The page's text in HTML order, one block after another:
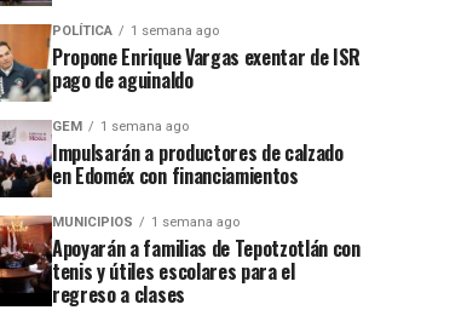
POLÍTICA 1 semana ago
Propone Enrique Vargas exentar de ISR
pago de aguinaldo
GEM 1 semana ago
Impulsarán a productores de calzado
en Edoméx con financiamientos
MUNICIPIOS 1 semana ago
Apoyarán a familias de Tepotzotlán con
tenis y útiles escolares para el
regreso a clases